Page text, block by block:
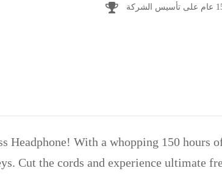
Headphone! With a whopping 150 hours
Cut the cords and experience